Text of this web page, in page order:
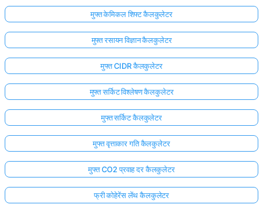
मुफ्त केमिकल शिफ्ट कैलकुलेटर
मुफ्त रसायन विज्ञान कैलकुलेटर
मुफ्त CIDR कैलकुलेटर
मुफ्त सर्किट विश्लेषण कैलकुलेटर
मुफ्त सर्किट कैलकुलेटर
मुफ्त वृत्ताकार गति कैलकुलेटर
मुफ्त CO2 प्रवाह दर कैलकुलेटर
फ्री कोहेरेंस लेंथ कैलकुलेटर